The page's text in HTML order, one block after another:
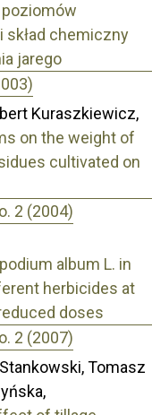
skład chemiczny
jarego
Kuraszkiewicz,
on the weight of
cultivated on
2 (2004)
album L. in
herbicides at
doses
2 (2007)
Tomasz